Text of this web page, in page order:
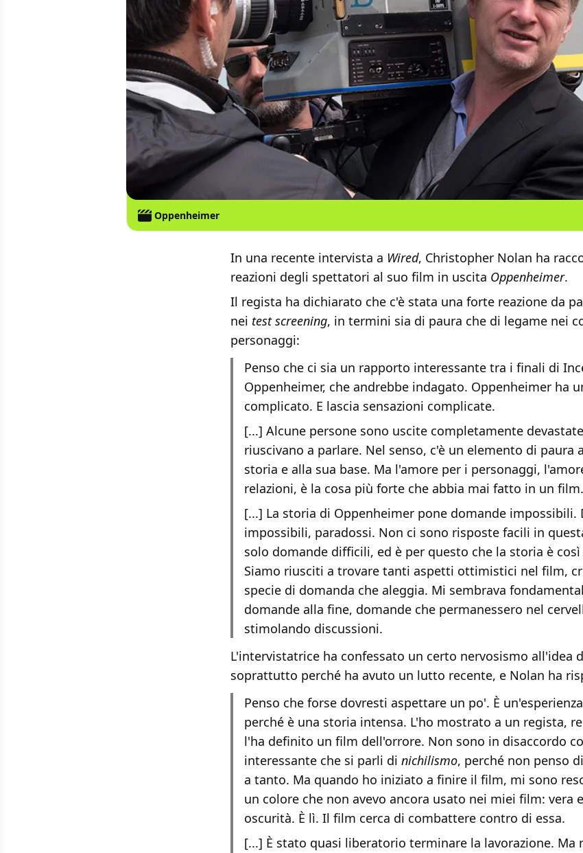
Oppenheimer
In una recente intervista a Wired, Christopher Nolan ha
reazioni degli spettatori al suo film in uscita Oppenheimer.
Il regista ha dichiarato che c'è stata una forte reazione da
nei test screening, in termini sia di paura che di legame nei
personaggi:
Penso che ci sia un rapporto interessante tra i finali di
Oppenheimer, che andrebbe indagato. Oppenheimer ha
complicato. E lascia sensazioni complicate.
[...] Alcune persone sono uscite completamente
riuscivano a parlare. Nel senso, c'è un elemento di paura
storia e alla sua base. Ma l'amore per i personaggi,
relazioni, è la cosa più forte che abbia mai fatto in un film.
[...] La storia di Oppenheimer pone domande impossibili.
impossibili, paradossi. Non ci sono risposte facili in
solo domande difficili, ed è per questo che la storia è
Siamo riusciti a trovare tanti aspetti ottimistici nel film,
specie di domanda che aleggia. Mi sembrava
domande alla fine, domande che permanessero nel
stimolando discussioni.
L'intervistatrice ha confessato un certo nervosismo all'idea
soprattutto perché ha avuto un lutto recente, e Nolan ha
Penso che forse dovresti aspettare un po'. È
perché è una storia intensa. L'ho mostrato a un regista,
l'ha definito un film dell'orrore. Non sono in disaccordo
interessante che si parli di nichilismo, perché non penso
a tanto. Ma quando ho iniziato a finire il film, mi sono
un colore che non avevo ancora usato nei miei film: vera
oscurità. È lì. Il film cerca di combattere contro di essa.
[...] È stato quasi liberatorio terminare la lavorazione. Ma